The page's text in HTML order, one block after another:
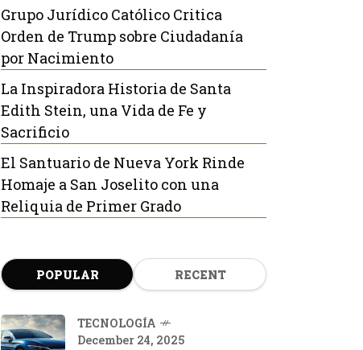
Grupo Jurídico Católico Critica
Orden de Trump sobre Ciudadanía
por Nacimiento
La Inspiradora Historia de Santa
Edith Stein, una Vida de Fe y
Sacrificio
El Santuario de Nueva York Rinde
Homaje a San Joselito con una
Reliquia de Primer Grado
POPULAR RECENT
TECNOLOGÍA
December 24, 2025